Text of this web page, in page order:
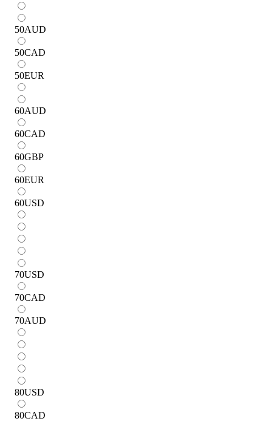
50AUD
50CAD
50EUR
60AUD
60CAD
60GBP
60EUR
60USD
70USD
70CAD
70AUD
80USD
80CAD